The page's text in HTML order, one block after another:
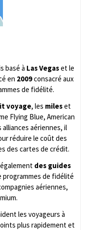
basé à Las Vegaset le
en 2009consacré aux
de fidélité.
voyage, les mileset
Flying Blue, American
alliances aériennes, il
réduire le coût des
des cartes de crédit.
des guides
programmes de fidélité
aériennes,
les voyageurs à
plus rapidement et